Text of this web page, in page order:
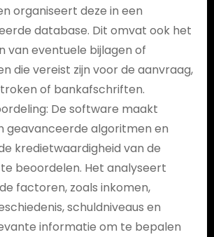
organiseert deze in een
database. Dit omvat ook het
van eventuele bijlagen of
die vereist zijn voor de aanvraag,
of bankafschriften.
De software maakt
geavanceerde algoritmen en
kredietwaardigheid van de
beoordelen. Het analyseert
factoren, zoals inkomen,
schuldniveaus en
informatie om te bepalen